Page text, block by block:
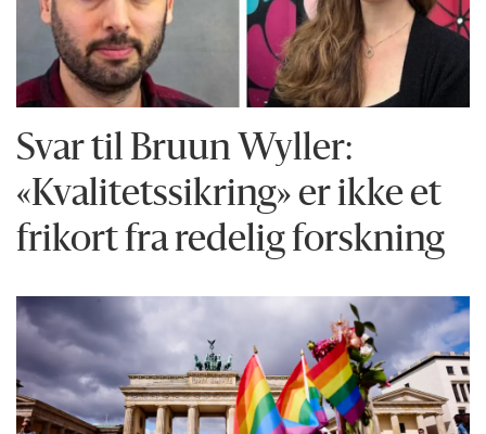
Svar til Bruun Wyller:
«Kvalitetssikring» er ikke et
frikort fra redelig forskning